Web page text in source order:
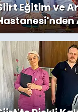
Eğitim ve
Uyarısı:
Kanser